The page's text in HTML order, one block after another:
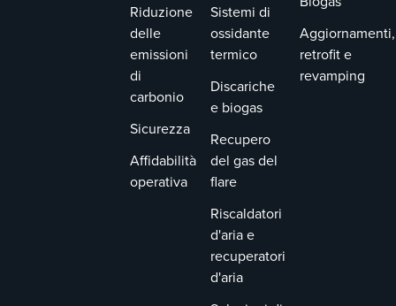
Riduzione
delle
emissioni
di
carbonio
Sicurezza
Affidabilità
operativa
Sistemi di
ossidante
termico
Discariche
e biogas
Recupero
del gas del
flare
Riscaldatori
d'aria e
recuperatori
d'aria
Aggiornamenti,
retrofit e
revamping